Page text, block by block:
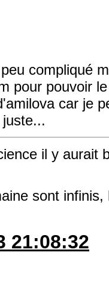
compliqué
pour pouvoir
car je
il y aurait
sont
21:08:32